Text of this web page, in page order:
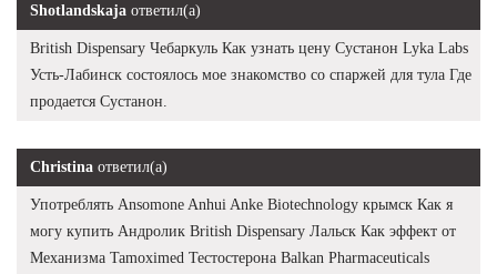
Shotlandskaja ответил(а)
British Dispensary Чебаркуль Как узнать цену Сустанон Lyka Labs
Усть-Лабинск состоялось мое знакомство со спаржей для тула Где
продается Сустанон.
Christina ответил(а)
Употреблять Ansomone Anhui Anke Biotechnology крымск Как я
могу купить Андролик British Dispensary Лальск Как эффект от
Механизма Tamoximed Тестостерона Balkan Pharmaceuticals